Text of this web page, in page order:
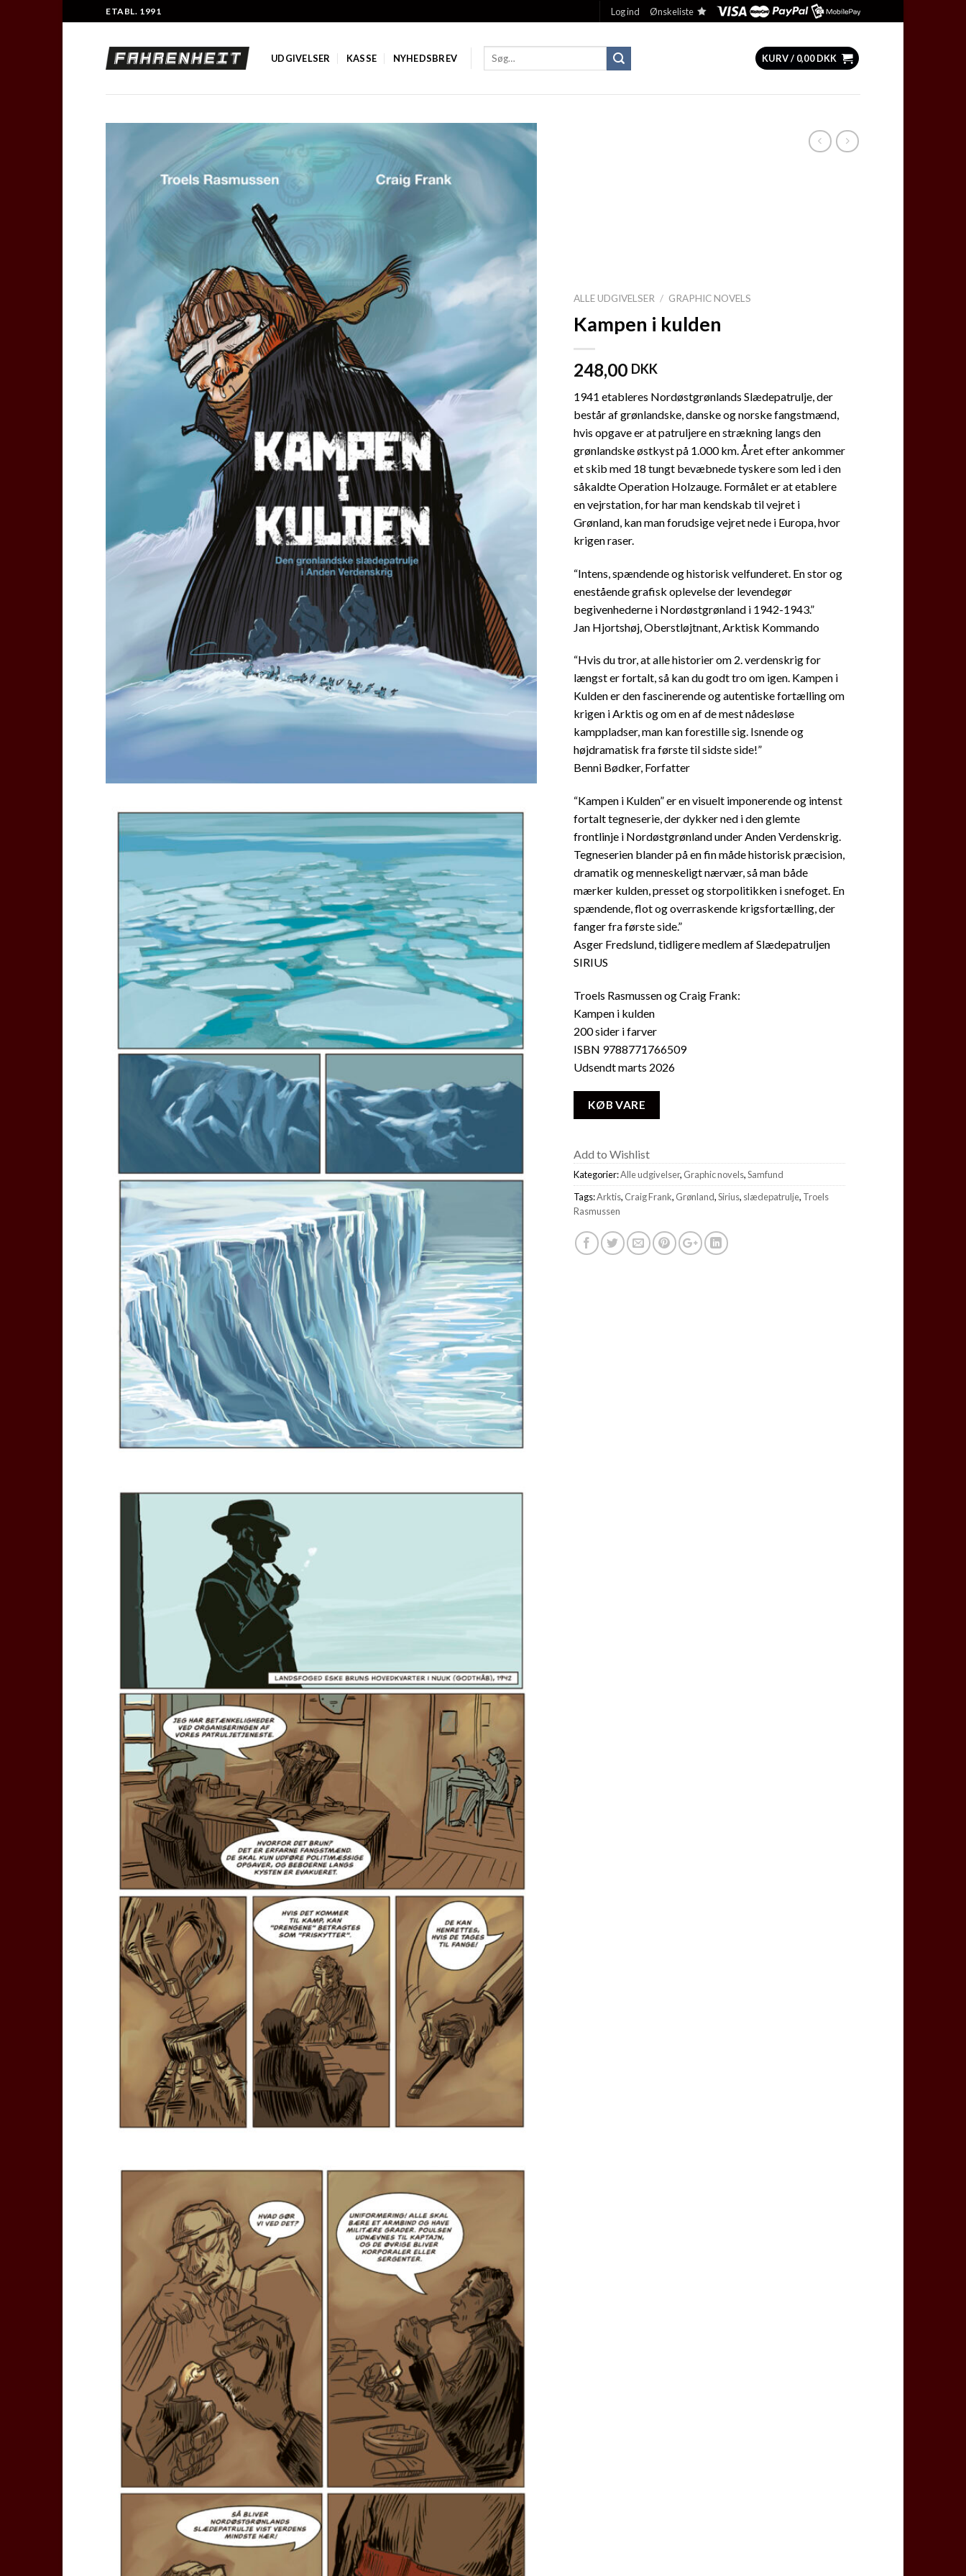
to
ETABL. 1991 Log ind Ønskeliste
UDGIVELSER KASSE NYHEDSBREV KURV / 0,00DKK
ALLE UDGIVELSER / GRAPHIC NOVELS
Kampen i kulden
248,00 DKK
1941 etableres Nordøstgrønlands Slædepatrulje, der
består af grønlandske, danske og norske fangstmænd,
hvis opgave er at patruljere en strækning langs den
grønlandske østkyst på 1.000 km. Året efter ankommer
et skib med 18 tungt bevæbnede tyskere som led i den
såkaldte Operation Holzauge. Formålet er at etablere
en vejrstation, for har man kendskab til vejret i
Grønland, kan man forudsige vejret nede i Europa, hvor
krigen raser.
“Intens, spændende og historisk velfunderet. En stor og
enestående grafisk oplevelse der levendegør
begivenhederne i Nordøstgrønland i 1942-1943.”
Jan Hjortshøj, Oberstløjtnant, Arktisk Kommando
“Hvis du tror, at alle historier om 2. verdenskrig for
længst er fortalt, så kan du godt tro om igen. Kampen i
Kulden er den fascinerende og autentiske fortælling om
krigen i Arktis og om en af de mest nådesløse
kamppladser, man kan forestille sig. Isnende og
højdramatisk fra første til sidste side!”
Benni Bødker, Forfatter
“Kampen i Kulden” er en visuelt imponerende og intenst
fortalt tegneserie, der dykker ned i den glemte
frontlinje i Nordøstgrønland under Anden Verdenskrig.
Tegneserien blander på en fin måde historisk præcision,
dramatik og menneskeligt nærvær, så man både
mærker kulden, presset og storpolitikken i snefoget. En
spændende, flot og overraskende krigsfortælling, der
fanger fra første side.”
Asger Fredslund, tidligere medlem af Slædepatruljen
SIRIUS
Troels Rasmussen og Craig Frank:
Kampen i kulden
200 sider i farver
ISBN 9788771766509
Udsendt marts 2026
KØB VARE
Add to Wishlist
Kategorier:Alle udgivelser, Graphic novels,Samfund
Tags:Arktis, Craig Frank, Grønland,Sirius, slædepatrulje, Troels
Rasmussen